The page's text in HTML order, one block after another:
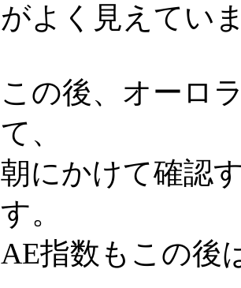
がよく見えてい
この後、オーロ
て、
朝にかけて確認
す。
AE指数もこの後